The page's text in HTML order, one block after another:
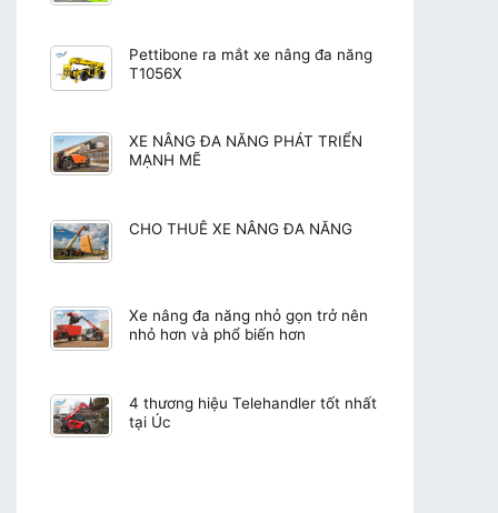
Pettibone ra mắt xe nâng đa năng
T1056X
XE NÂNG ĐA NĂNG PHÁT TRIỂN
MẠNH MẼ
CHO THUÊ XE NÂNG ĐA NĂNG
Xe nâng đa năng nhỏ gọn trở nên
nhỏ hơn và phổ biến hơn
4 thương hiệu Telehandler tốt nhất
tại Úc